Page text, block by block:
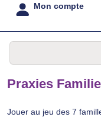
Mon compte
Praxies
Jouer au jeu des 7